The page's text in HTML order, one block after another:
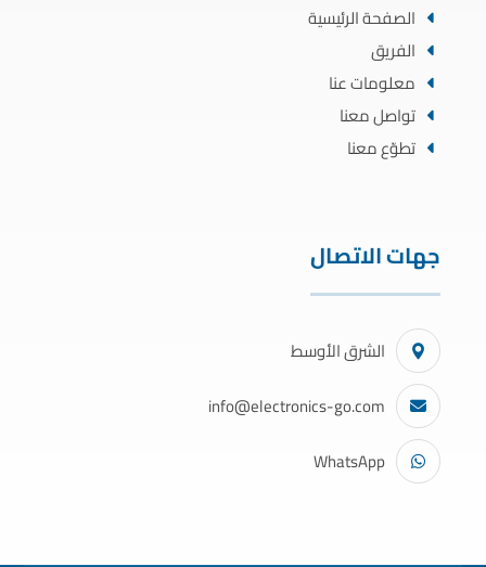
الصفحة الرئيسية
الفريق
معلومات عنا
تواصل معنا
تطوّع معنا
جهات الاتصال
الشرق الأوسط
info@electronics-go.com
WhatsApp